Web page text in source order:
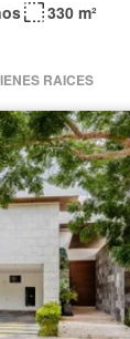
330 m²
RAICES